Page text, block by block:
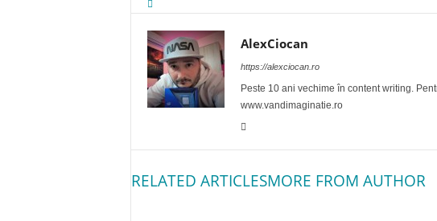
AlexCiocan
https://alexciocan.ro
Peste 10 ani vechime în content writing.
www.vandimaginatie.ro
RELATED ARTICLESMORE FROM AUTHOR